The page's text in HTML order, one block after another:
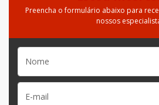
Preencha o formulário abaixo para
nossos